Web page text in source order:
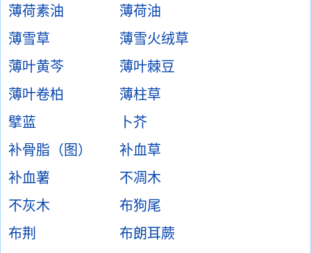
薄荷素油
薄荷油
薄雪草
薄雪火绒草
薄叶黄芩
薄叶棘豆
薄叶卷柏
薄柱草
擘蓝
卜芥
补骨脂（图）
补血草
补血薯
不凋木
不灰木
布狗尾
布荆
布朗耳蕨